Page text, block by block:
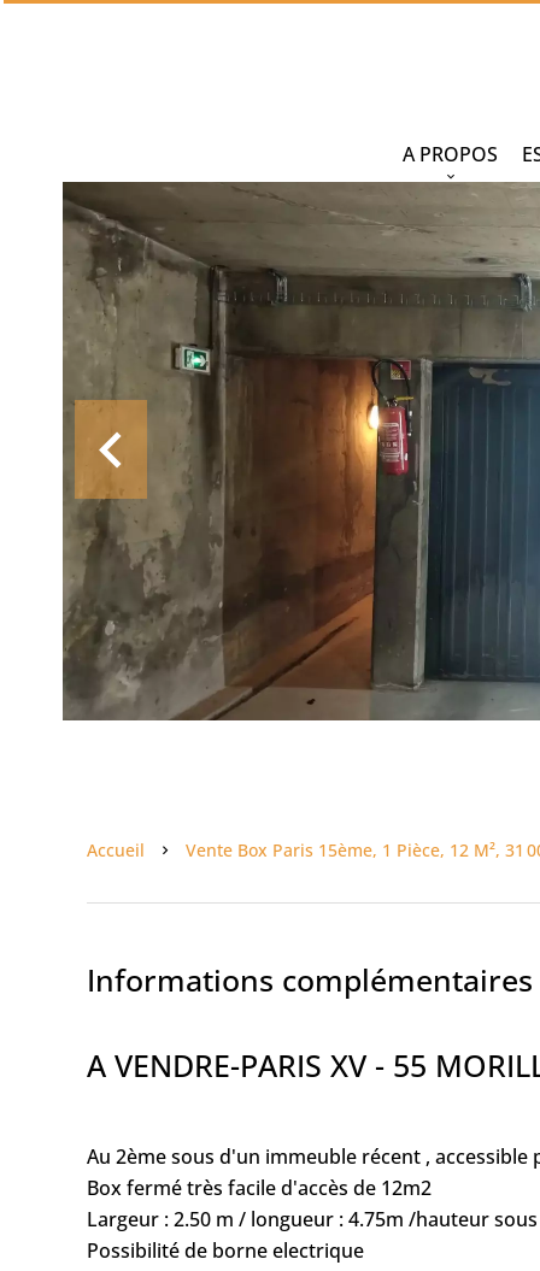
A PROPOS
Accueil Vente Box Paris 15ème, 1 Pièce, 12 M², 31
Informations complémentaires
A VENDRE-PARIS XV - 55
Au 2ème sous d'un immeuble récent , accessible
Box fermé très facile d'accès de 12m2
Largeur : 2.50 m / longueur : 4.75m /hauteur
Possibilité de borne electrique